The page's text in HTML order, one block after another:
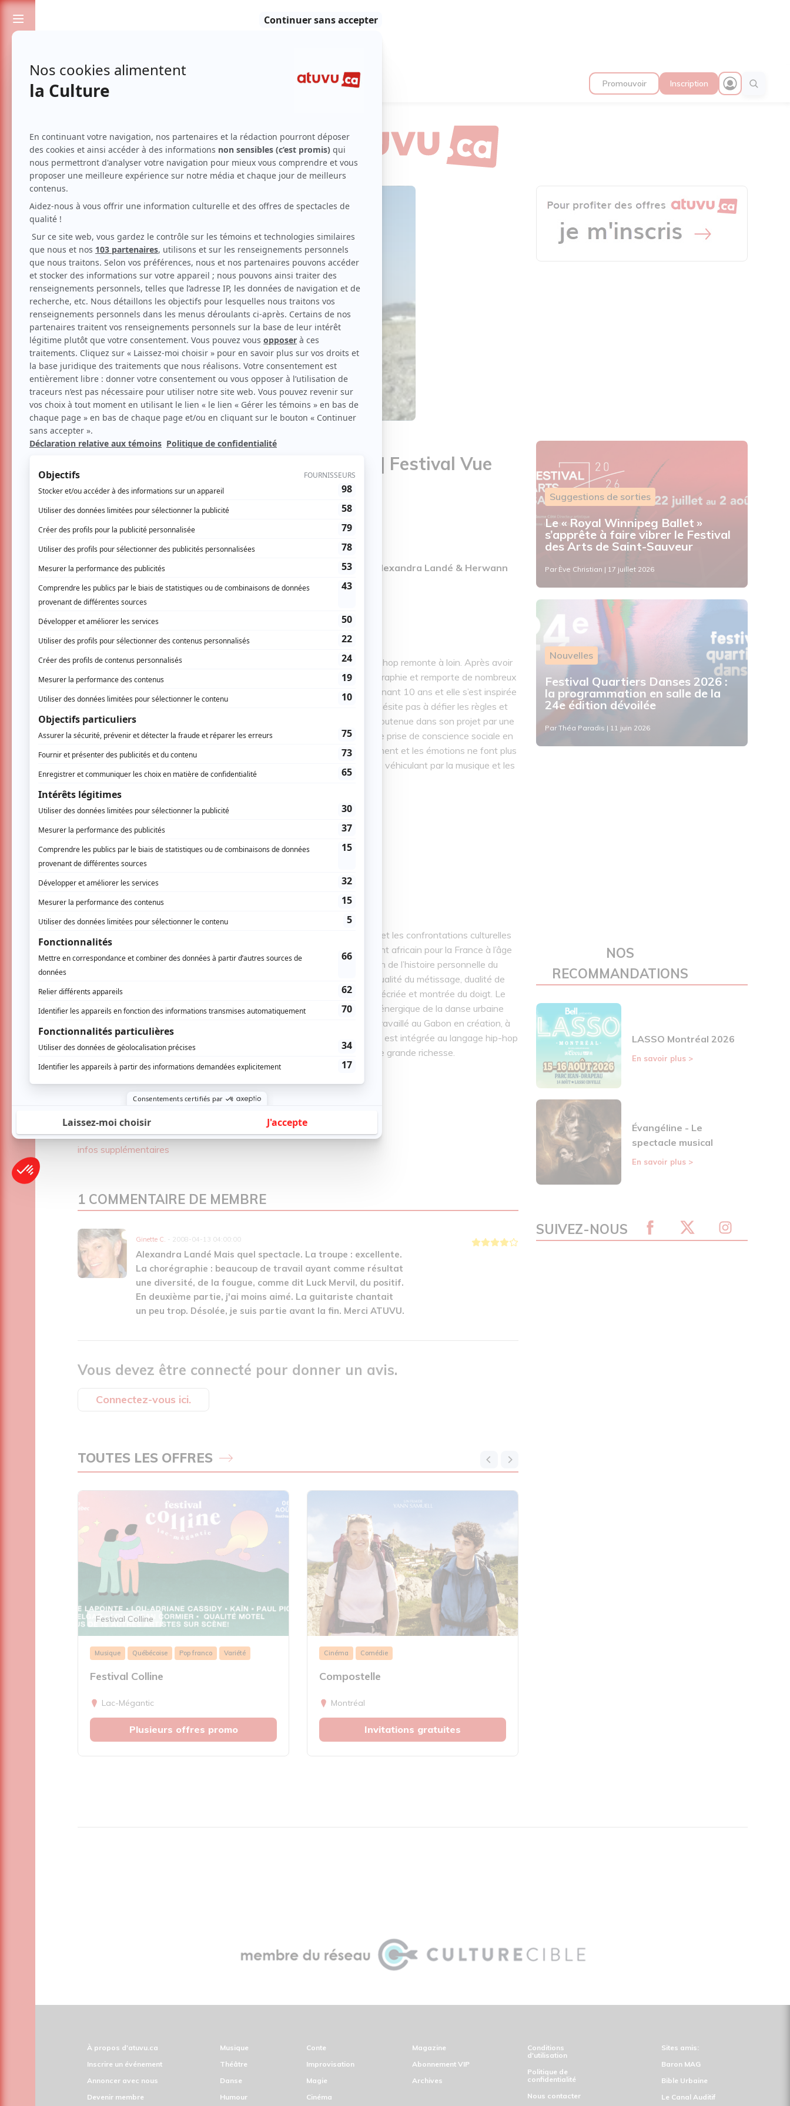
Passionnés de spectacles et de culture Promouvoir Inscription
Danse
Alexandra Landé & Herwann Asseh | Festival Vue
sur la relève
Voir les avis -->
Aucune offre promotionnelle disponible
Soyez les premiers avisés dès qu'il y aura une offre promo pour Alexandra Landé & Herwann
Asseh | Festival Vue sur la relève:
INSCRIVEZ-VOUS
La relation passionnée entre Alexandra « Spicey » Landé et la danse hip-hop remonte à loin. Après avoir
suivi des ateliers avec de grands danseurs de rue, elle se lance en chorégraphie et remporte de nombreux
prix. La jeune Montréalaise née en Haïti enseigne la danse depuis maintenant 10 ans et elle s’est inspirée
de son amour pour le hip-hop pour donner naissance à Retrospek. Elle n’hésite pas à défier les règles et
exploite au maximum la force expressive de ce style de danse urbaine. Soutenue dans son projet par une
distribution de neuf interprètes impressionnants, elle invite à une véritable prise de conscience sociale en
établissant des ponts entre les danses urbaines et le théâtre. Le mouvement et les émotions ne font plus
qu’un et l’œuvre évoque l’amour, la passion, le désespoir et la mort tout en véhiculant par la musique et les
corps une énergie envoûtante.
Chorégraphie principale : Alexandra Landé
infos supplémentaires
Herwann Asseh / Compagnie Moral Soul
Le chorégraphe et danseur Herwann Asseh est marqué par ses origines et les confrontations culturelles
qu’il vit. Né d’un père gabonais et d’une mère bretonne, il quitte le continent africain pour la France à l’âge
de sept ans. Le projet de création solo de 99 constitue une retranscription de l’histoire personnelle du
créateur, une mise à nu évidente et essentielle. L’œuvre témoigne de la dualité du métissage, dualité de
l’appartenance à deux cultures, dualité tantôt positive et enviée, tantôt décriée et montrée du doigt. Le
chorégraphe et interprète s’illustre depuis plusieurs années dans le style énergique de la danse urbaine
tout en l’enrichissant de touches contemporaines. L’artiste a par ailleurs travaillé au Gabon en création, à
la découverte des danses traditionnelles. Dans 99, cette culture africaine est intégrée au langage hip-hop
et contemporain bien connu de l’artiste vers une dimension nouvelle d’une grande richesse.
infos supplémentaires
1 COMMENTAIRE DE MEMBRE
Ginette C. - 2008-04-13 04:00:00
Alexandra Landé Mais quel spectacle. La troupe : excellente.
La chorégraphie : beaucoup de travail ayant comme résultat
une diversité, de la fougue, comme dit Luck Mervil, du positif.
En deuxième partie, j'ai moins aimé. La guitariste chantait
un peu trop. Désolée, je suis partie avant la fin. Merci ATUVU.
Vous devez être connecté pour donner un avis.
Connectez-vous ici.
TOUTES LES OFFRES
Festival Colline
Musique Québécoise Pop franco Variété
Festival Colline
Lac-Mégantic
Plusieurs offres promo
Cinéma Comédie
Compostelle
Montréal
Invitations gratuites
Suggestions de sorties
Le « Royal Winnipeg Ballet »
s’apprête à faire vibrer le Festival
des Arts de Saint-Sauveur
Par Ève Christian | 17 juillet 2026
Nouvelles
Festival Quartiers Danses 2026 :
la programmation en salle de la
24e édition dévoilée
Par Théa Paradis | 11 juin 2026
NOS
RECOMMANDATIONS
LASSO Montréal 2026
En savoir plus >
Évangéline - Le
spectacle musical
En savoir plus >
SUIVEZ-NOUS
À propos d'atuvu.ca
Inscrire un événement
Annoncer avec nous
Devenir membre
Musique
Théâtre
Danse
Humour
Conte
Improvisation
Magie
Cinéma
Magazine
Abonnement VIP
Archives
Conditions
d'utilisation
Politique de
confidentialité
Nous contacter
Sites amis:
Baron MAG
Bible Urbaine
Le Canal Auditif